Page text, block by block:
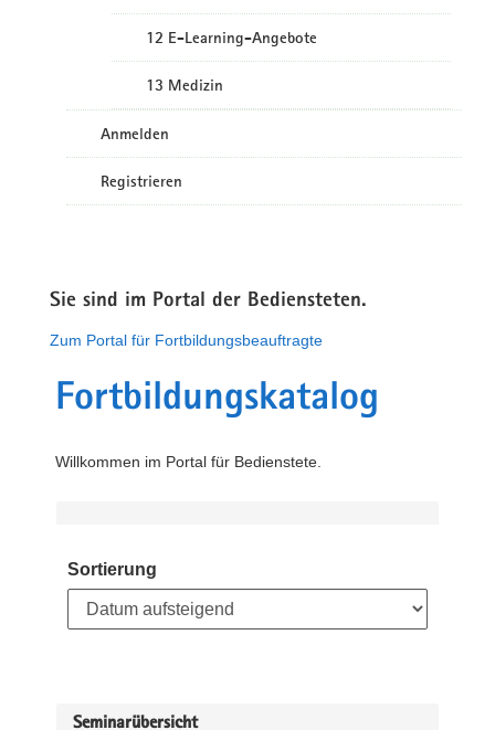
12 E-Learning-Angebote
13 Medizin
Anmelden
Registrieren
Sie sind im Portal der Bediensteten.
Zum Portal für Fortbildungsbeauftragte
Fortbildungskatalog
Willkommen im Portal für Bedienstete.
Sortierung
Seminarübersicht